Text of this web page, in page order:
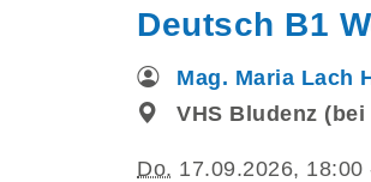
Deutsch B1
Mag. Maria Lach
VHS Bludenz
Do. 17.09.2026, 18:00